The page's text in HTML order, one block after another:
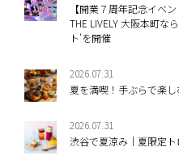
【開業７周年記念イベ
THE LIVELY 大阪本町な
ト’を開催
2026.07.31
夏を満喫！手ぶらで楽し
2026.07.31
渋谷で夏涼み｜夏限定